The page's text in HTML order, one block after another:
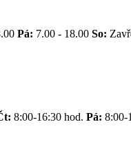
Pá: 7.00 - 18.00 So:
8:00-16:30 hod. Pá: 8:00-